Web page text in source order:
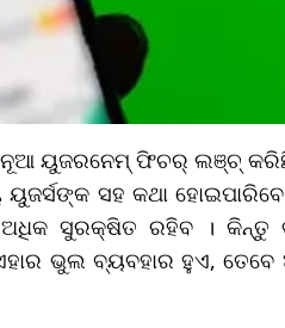
ୟୁଜରନେମ୍ ଫିଚର୍ ଲଞ୍ଚ୍
ସହ କଥା ହୋଇପାରିବେ
ଅଧିକ ସୁରକ୍ଷିତ ରହିବ ।
ଭୁଲ ବ୍ୟବହାର ହୁଏ,